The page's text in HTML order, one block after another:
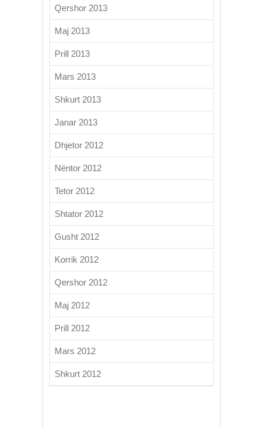
Qershor 2013
Maj 2013
Prill 2013
Mars 2013
Shkurt 2013
Janar 2013
Dhjetor 2012
Nëntor 2012
Tetor 2012
Shtator 2012
Gusht 2012
Korrik 2012
Qershor 2012
Maj 2012
Prill 2012
Mars 2012
Shkurt 2012